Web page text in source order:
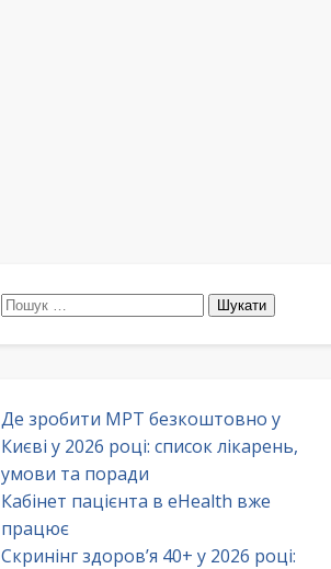
Пошук:
Де зробити МРТ безкоштовно у
Києві у 2026 році: список лікарень,
умови та поради
Кабінет пацієнта в eHealth вже
працює
Скринінг здоров’я 40+ у 2026 році: